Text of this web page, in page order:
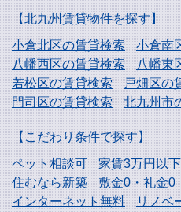
【北九州賃貸物件を探す】
小倉北区の賃貸検索
小倉南
八幡西区の賃貸検索
八幡東
若松区の賃貸検索
戸畑区の
門司区の賃貸検索
北九州市
【こだわり条件で探す】
ペット相談可
家賃3万円以下
住むなら新築
敷金0・礼金0
インターネット無料
リノベ